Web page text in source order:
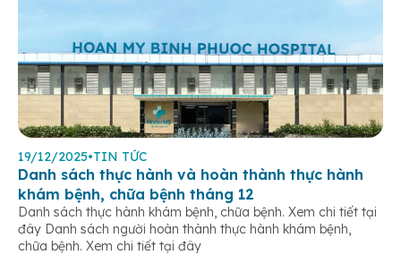
19/12/2025•TIN TỨC
Danh sách thực hành và hoàn thành thực hành
khám bệnh, chữa bệnh tháng 12
Danh sách thực hành khám bệnh, chữa bệnh. Xem chi tiết tại
đây Danh sách người hoàn thành thực hành khám bệnh,
chữa bệnh. Xem chi tiết tại đây